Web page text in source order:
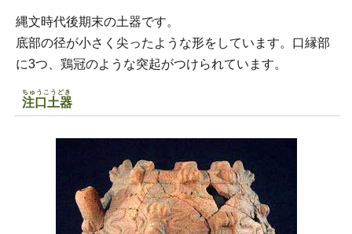
縄文時代後期末の土器です。
底部の径が小さく尖ったような形をしています。口縁部
に3つ、鶏冠のような突起がつけられています。
注口土器
ちゅうこうどき